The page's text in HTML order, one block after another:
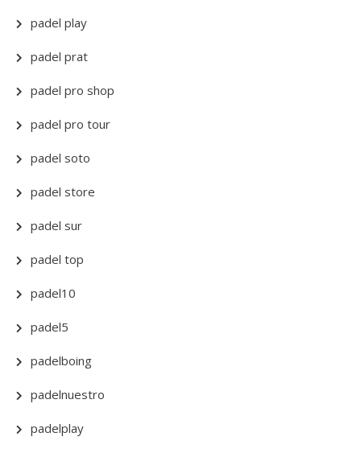
padel play
padel prat
padel pro shop
padel pro tour
padel soto
padel store
padel sur
padel top
padel10
padel5
padelboing
padelnuestro
padelplay